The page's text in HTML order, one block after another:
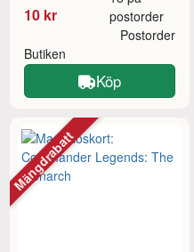
10 kr
postorder
Butiken
Postorder
Köp
Mängdrabatt